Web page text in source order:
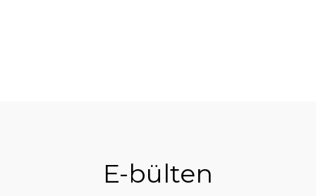
E-bülten